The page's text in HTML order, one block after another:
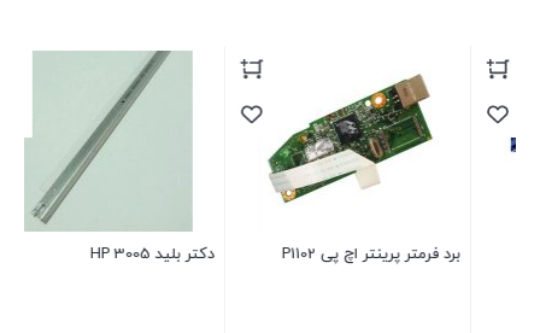
برد فرمتر پرینتر اچ پی P1102 دکتر بلید HP 3005